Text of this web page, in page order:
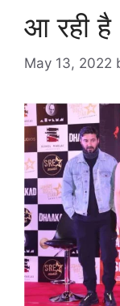
आ रही है
May 13, 2022